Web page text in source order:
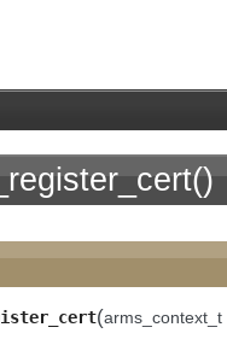
(arms_context_t